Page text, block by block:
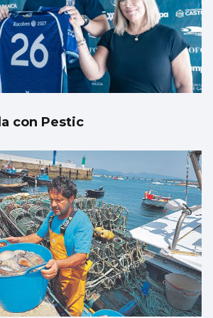
DIVISIÓN
Flick quiera, estaré listo"
con Pestic